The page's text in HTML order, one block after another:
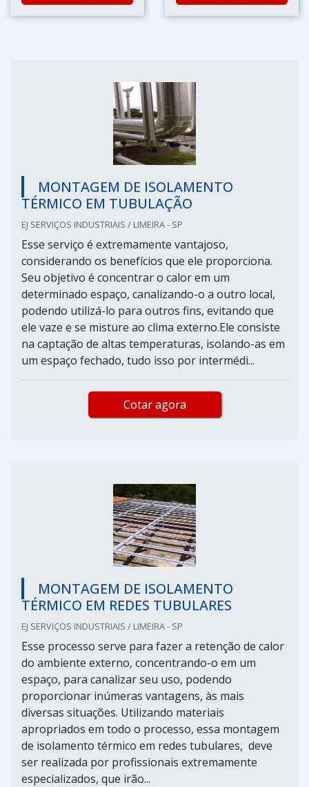
MONTAGEM DE ISOLAMENTO
TÉRMICO EM TUBULAÇÃO
EJ SERVIÇOS INDUSTRIAIS / LIMEIRA - SP
Esse serviço é extremamente vantajoso,
considerando os benefícios que ele proporciona.
Seu objetivo é concentrar o calor em um
determinado espaço, canalizando-o a outro local,
podendo utilizá-lo para outros fins, evitando que
ele vaze e se misture ao clima externo.Ele consiste
na captação de altas temperaturas, isolando-as em
um espaço fechado, tudo isso por intermédi...
Cotar agora
MONTAGEM DE ISOLAMENTO
TÉRMICO EM REDES TUBULARES
EJ SERVIÇOS INDUSTRIAIS / LIMEIRA - SP
Esse processo serve para fazer a retenção de calor
do ambiente externo, concentrando-o em um
espaço, para canalizar seu uso, podendo
proporcionar inúmeras vantagens, às mais
diversas situações. Utilizando materiais
apropriados em todo o processo, essa montagem
de isolamento térmico em redes tubulares, deve
ser realizada por profissionais extremamente
especializados, que irão...